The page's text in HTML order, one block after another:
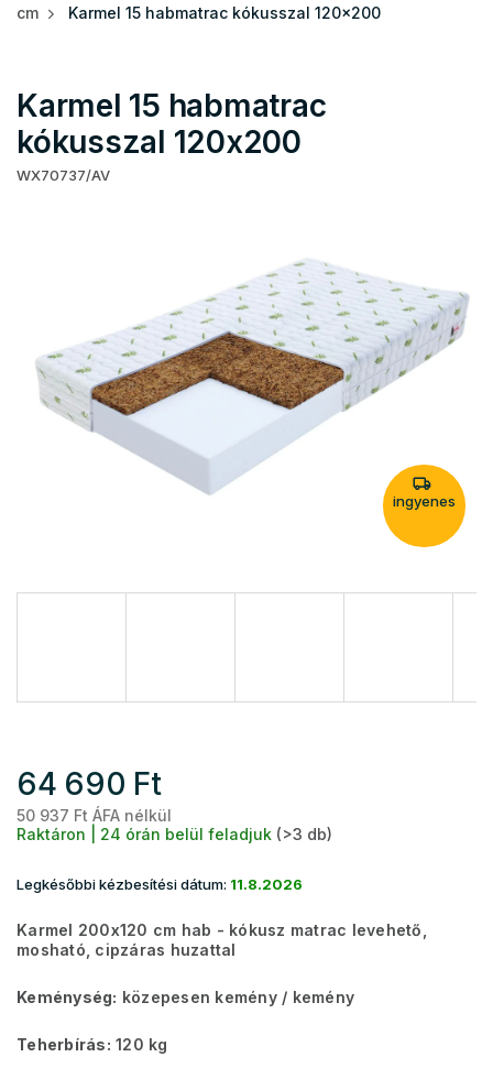
cm
Karmel 15 habmatrac kókusszal 120x200
Karmel 15 habmatrac
kókusszal 120x200
WX70737/AV
ingyenes
64 690 Ft
50 937 Ft ÁFA nélkül
Raktáron | 24 órán belül feladjuk (>3 db)
Legkésőbbi kézbesítési dátum: 11.8.2026
Karmel 200x120 cm hab - kókusz matrac levehető,
mosható, cipzáras huzattal
Keménység: közepesen kemény / kemény
Teherbírás: 120 kg